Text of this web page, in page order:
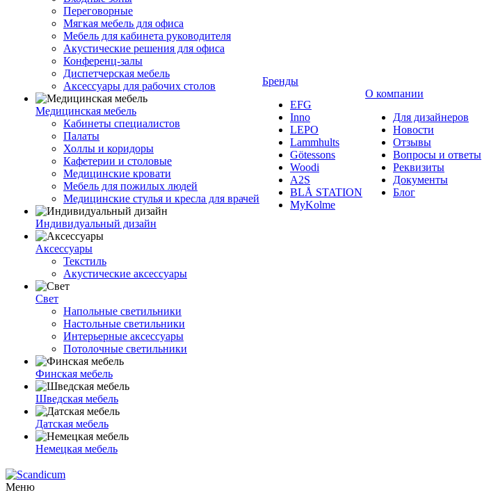
Переговорные
Мягкая мебель для офиса
Мебель для кабинета руководителя
Акустические решения для офиса
Конференц-залы
Диспетчерская мебель
Аксессуары для рабочих столов
Медицинская мебель
Кабинеты специалистов
Палаты
Холлы и коридоры
Кафетерии и столовые
Медицинские кровати
Мебель для пожилых людей
Медицинские стулья и кресла для врачей
Индивидуальный дизайн
Аксессуары
Текстиль
Акустические аксессуары
Свет
Напольные светильники
Настольные светильники
Интерьерные аксессуары
Потолочные светильники
Финская мебель
Шведская мебель
Датская мебель
Немецкая мебель
Бренды
EFG
Inno
LEPO
Lammhults
Götessons
Woodi
A2S
BLÅ STATION
MyKolme
О компании
Для дизайнеров
Новости
Отзывы
Вопросы и ответы
Реквизиты
Документы
Блог
Меню